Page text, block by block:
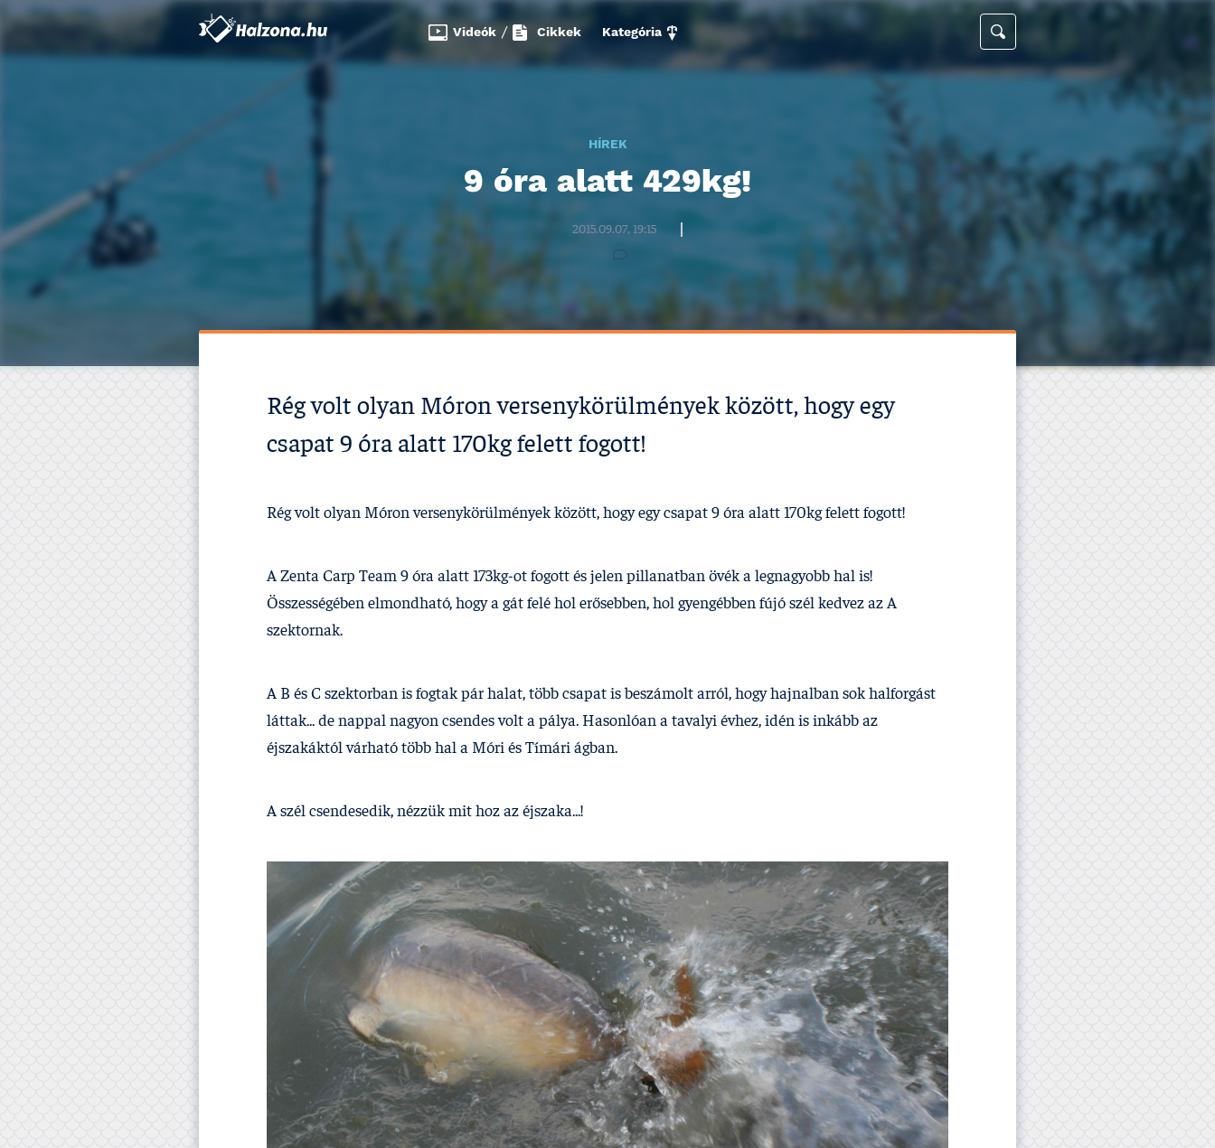
Videók / Cikkek Kategória
HÍREK
9 óra alatt 429kg!
2015.09.07, 19:15
Rég volt olyan Móron versenykörülmények között, hogy egy
csapat 9 óra alatt 170kg felett fogott!
Rég volt olyan Móron versenykörülmények között, hogy egy csapat 9 óra alatt 170kg felett fogott!
A Zenta Carp Team 9 óra alatt 173kg-ot fogott és jelen pillanatban övék a legnagyobb hal is!
Összességében elmondható, hogy a gát felé hol erősebben, hol gyengébben fújó szél kedvez az A
szektornak.
A B és C szektorban is fogtak pár halat, több csapat is beszámolt arról, hogy hajnalban sok halforgást
láttak... de nappal nagyon csendes volt a pálya. Hasonlóan a tavalyi évhez, idén is inkább az
éjszakáktól várható több hal a Móri és Tí­mári ágban.
A szél csendesedik, nézzük mit hoz az éjszaka...!